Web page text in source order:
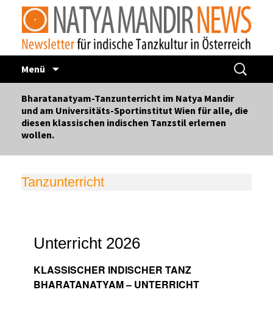
Menü
Suchen
nach:
Bharatanatyam-Tanzunterricht im Natya Mandir
und am Universitäts-Sportinstitut Wien für alle, die
diesen klassischen indischen Tanzstil erlernen
wollen.
Tanzunterricht
Unterricht 2026
KLASSISCHER INDISCHER TANZ
BHARATANATYAM – UNTERRICHT